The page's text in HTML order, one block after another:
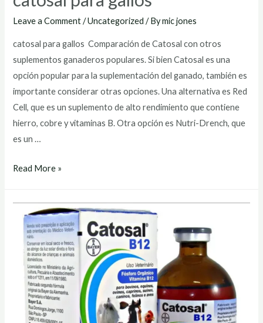
Leave a Comment /Uncategorized / Bymic jones
catosal para gallos Comparación de Catosal con otros
suplementos ganaderos populares. Si bien Catosal es una
opción popular para la suplementación del ganado, también es
importante considerar otras opciones. Una alternativa es Red
Cell, que es un suplemento de alto rendimiento que contiene
hierro, cobre y vitaminas B. Otra opción es Nutri-Drench, que
es un …
catosal
Read More »